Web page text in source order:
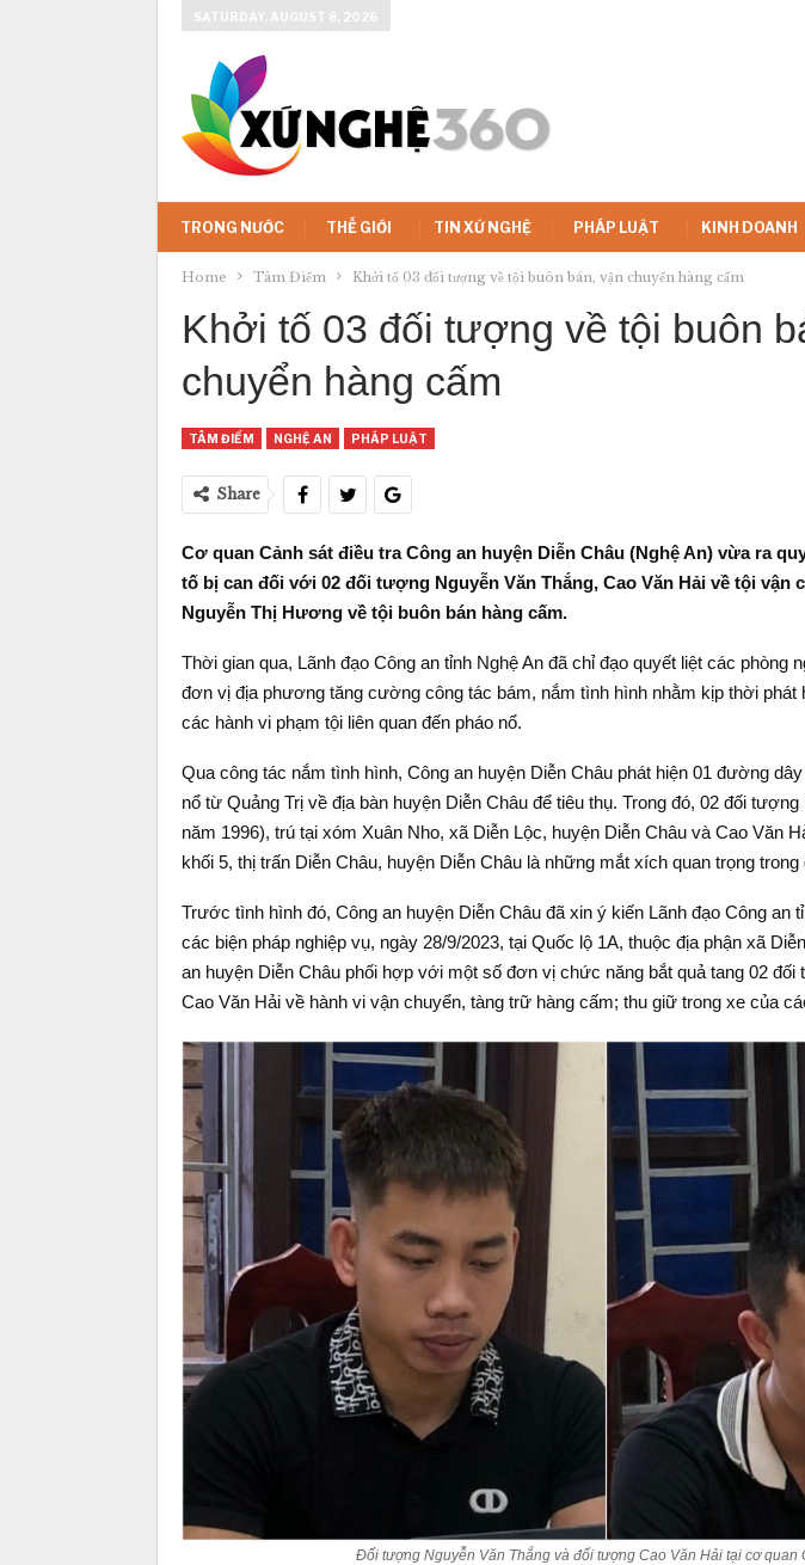
SATURDAY, AUGUST 8, 2026
TRONG NƯỚC THẾ GIỚI TIN XỨ NGHỆ PHÁP LUẬT KINH DOANH
Home Tâm Điểm Khởi tố 03 đối tượng về tội buôn bán, vận chuyển hàng cấm
Khởi tố 03 đối tượng về tội buôn
chuyển hàng cấm
TÂM ĐIỂM NGHỆ AN PHÁP LUẬT
Share
Cơ quan Cảnh sát điều tra Công an huyện Diễn Châu (Nghệ An) vừa ra
tố bị can đối với 02 đối tượng Nguyễn Văn Thắng, Cao Văn Hải về tội vận
Nguyễn Thị Hương về tội buôn bán hàng cấm.
Thời gian qua, Lãnh đạo Công an tỉnh Nghệ An đã chỉ đạo quyết liệt các phòng
đơn vị địa phương tăng cường công tác bám, nắm tình hình nhằm kịp thời phát
các hành vi phạm tội liên quan đến pháo nổ.
Qua công tác nắm tình hình, Công an huyện Diễn Châu phát hiện 01 đường
nổ từ Quảng Trị về địa bàn huyện Diễn Châu để tiêu thụ. Trong đó, 02 đối
năm 1996), trú tại xóm Xuân Nho, xã Diễn Lộc, huyện Diễn Châu và Cao Văn
khối 5, thị trấn Diễn Châu, huyện Diễn Châu là những mắt xích quan trọng
Trước tình hình đó, Công an huyện Diễn Châu đã xin ý kiến Lãnh đạo Công an
các biện pháp nghiệp vụ, ngày 28/9/2023, tại Quốc lộ 1A, thuộc địa phận xã
an huyện Diễn Châu phối hợp với một số đơn vị chức năng bắt quả tang 02
Cao Văn Hải về hành vi vận chuyển, tàng trữ hàng cấm; thu giữ trong xe của
Đối tượng Nguyễn Văn Thắng và đối tượng Cao Văn Hải tại cơ quan